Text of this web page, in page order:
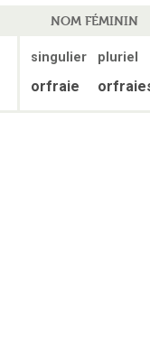
NOM FÉMININ
singulier pluriel
orfraie